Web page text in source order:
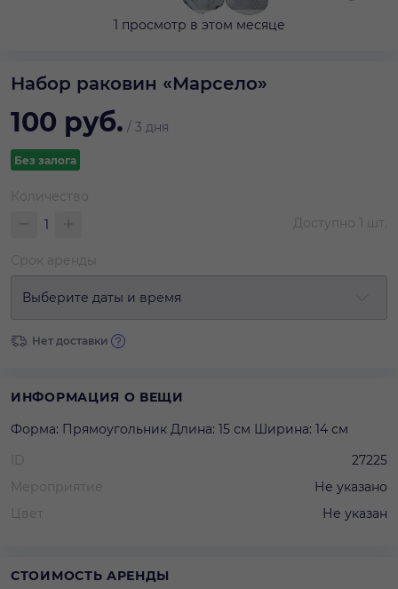
1 просмотр в этом месяце
Набор раковин «Марсело»
100 руб. / 3 дня
Без залога
Количество
Доступно 1 шт.
Срок аренды
Выберите даты и время
Нет доставки
ИНФОРМАЦИЯ О ВЕЩИ
Форма: Прямоугольник Длина: 15 см Ширина: 14 см
ID
27225
Мероприятие
Не указано
Цвет
Не указан
СТОИМОСТЬ АРЕНДЫ